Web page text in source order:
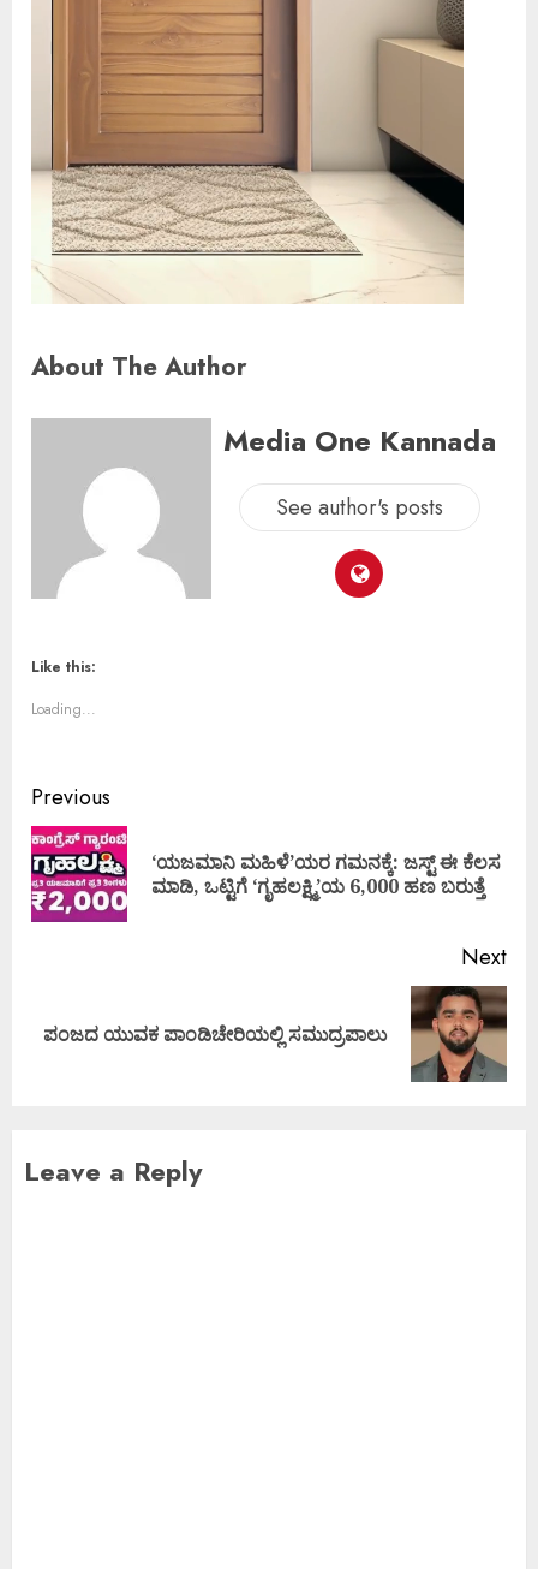
About The Author
Media One Kannada
See author's posts
Like this:
Loading...
Previous
‘ಯಜಮಾನಿ ಮಹಿಳೆ’ಯರ ಗಮನಕ್ಕೆ: ಜಸ್ಟ್ ಈ ಕೆಲಸ
ಮಾಡಿ, ಒಟ್ಟಿಗೆ ‘ಗೃಹಲಕ್ಷ್ಮಿ’ಯ 6,000 ಹಣ ಬರುತ್ತೆ
Next
ಪಂಜದ ಯುವಕ ಪಾಂಡಿಚೇರಿಯಲ್ಲಿ ಸಮುದ್ರಪಾಲು
Leave a Reply